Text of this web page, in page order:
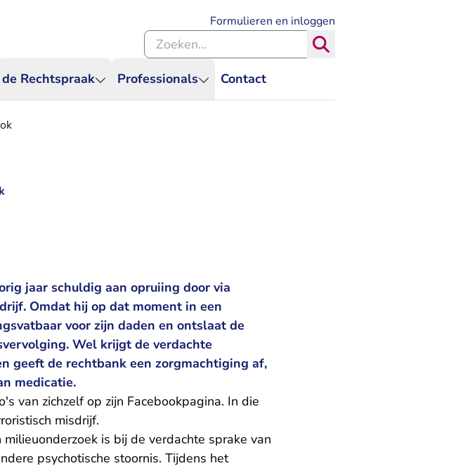
de Rechtspraak Professionals Contact
Formulieren en inloggen
Zoeken binnen de Rechtspraak
jaar schuldig aan opruiing door via
Omdat hij op dat moment in een
voor zijn daden en ontslaat de
Wel krijgt de verdachte
geeft de rechtbank een zorgmachtiging af,
medicatie.
van zichzelf op zijn Facebookpagina. In die
misdrijf.
is bij de verdachte sprake van
psychotische stoornis. Tijdens het